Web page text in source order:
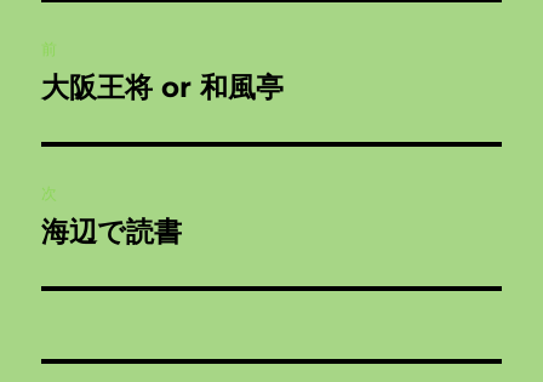
稿
ビ
ゲ
ー
前
前
投
稿:
大阪王将 or 和風亭
次
次
投
海辺で読書